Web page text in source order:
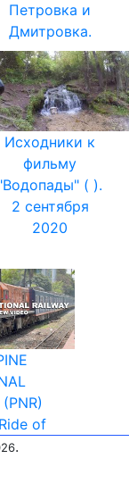
Петровка и
Дмитровка.
Исходники к
фильму
( ).
2 сентября
2020
of
.